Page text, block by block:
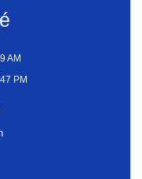
AM
PM